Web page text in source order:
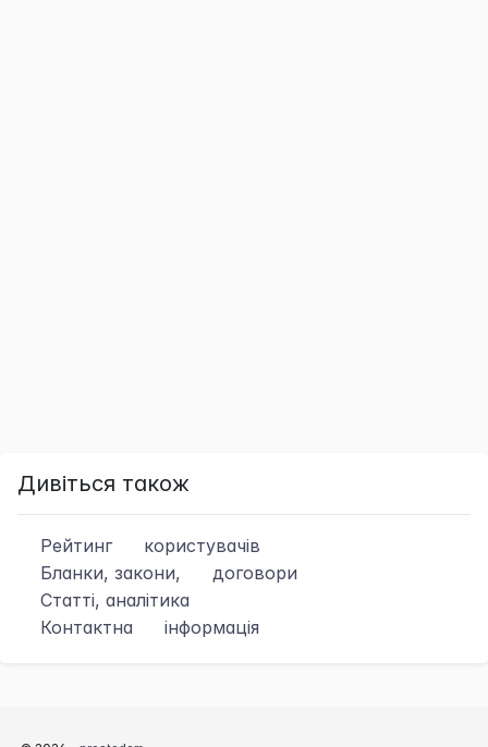
Дивіться також
Рейтинг
користувачів
Бланки, закони,
договори
Статті, аналітика
Контактна
інформація